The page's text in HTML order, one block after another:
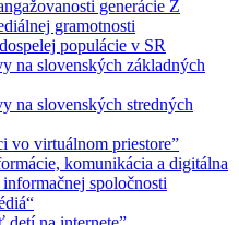
generácie Z
gramotnosti
populácie v SR
na slovenských základných
na slovenských stredných
vo virtuálnom priestore”
komunikácia a digitálna
spoločnosti